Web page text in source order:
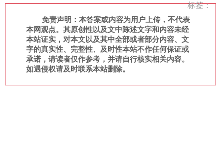
标签：
免责声明：本答案或内容为用户上传，不代表
本网观点。其原创性以及文中陈述文字和内容未经
本站证实，对本文以及其中全部或者部分内容、文
字的真实性、完整性、及时性本站不作任何保证或
承诺，请读者仅作参考，并请自行核实相关内容。
如遇侵权请及时联系本站删除。